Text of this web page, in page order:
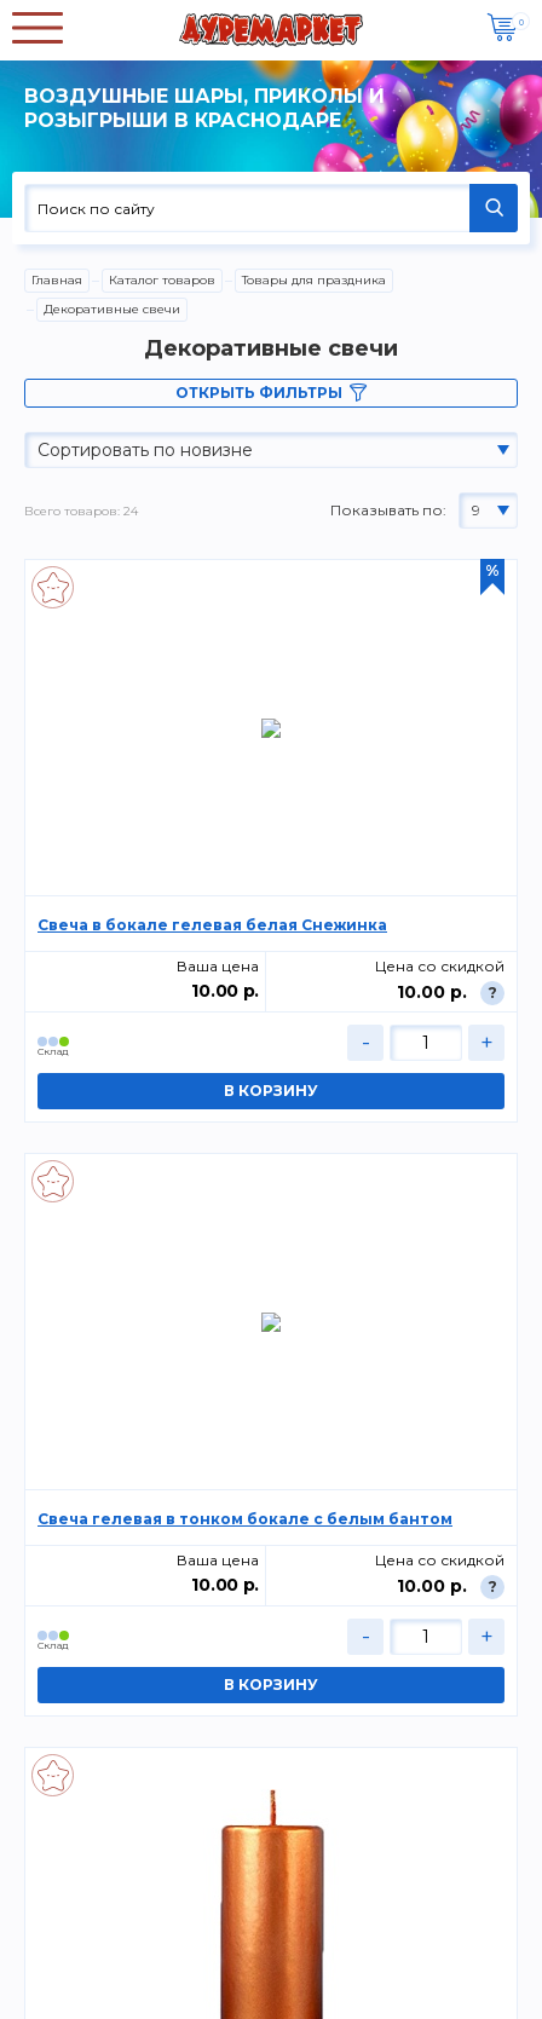
0
ВОЗДУШНЫЕ ШАРЫ, ПРИКОЛЫ И
РОЗЫГРЫШИ В КРАСНОДАРЕ
Главная Каталог товаров
Товары для праздника
Декоративные свечи
Декоративные свечи
ОТКРЫТЬ ФИЛЬТРЫ
Сортировать по новизне
Всего товаров: 24 Показывать по: 9
%
Свеча в бокале гелевая белая Снежинка
Ваша цена
10.00 р.
Цена со скидкой
10.00 р. ?
Склад - +
Свеча гелевая в тонком бокале с белым бантом
Ваша цена
10.00 р.
Цена со скидкой
10.00 р. ?
Склад - +